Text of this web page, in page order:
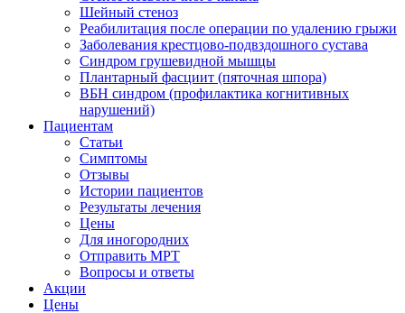
Шейный стеноз
Реабилитация после операции по удалению грыжи
Заболевания крест­цово-подвздошного сустава
Синдром грушевидной мышцы
Плантарный фасциит (пяточная шпора)
ВБН синдром (профи­лактика когнитивных
нарушений)
Пациентам
Статьи
Симптомы
Отзывы
Истории пациентов
Результаты лечения
Цены
Для иногородних
Отправить МРТ
Вопросы и ответы
Акции
Цены